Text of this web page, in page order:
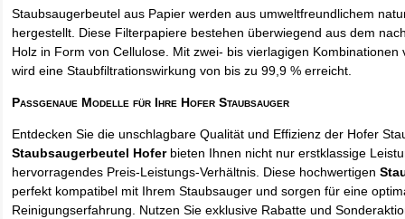
Staubsaugerbeutel aus Papier werden aus umweltfreundlichem
hergestellt. Diese Filterpapiere bestehen überwiegend aus dem
Holz in Form von Cellulose. Mit zwei- bis vierlagigen Kombinationen
wird eine Staubfiltrationswirkung von bis zu 99,9 % erreicht.
Passgenaue Modelle für Ihre Hofer Staubsauger
Entdecken Sie die unschlagbare Qualität und Effizienz der Hofer
Staubsaugerbeutel Hoferbieten Ihnen nicht nur erstklassige
hervorragendes Preis-Leistungs-Verhältnis. Diese hochwertigen
perfekt kompatibel mit Ihrem Staubsauger und sorgen für eine
Reinigungserfahrung. Nutzen Sie exklusive Rabatte und